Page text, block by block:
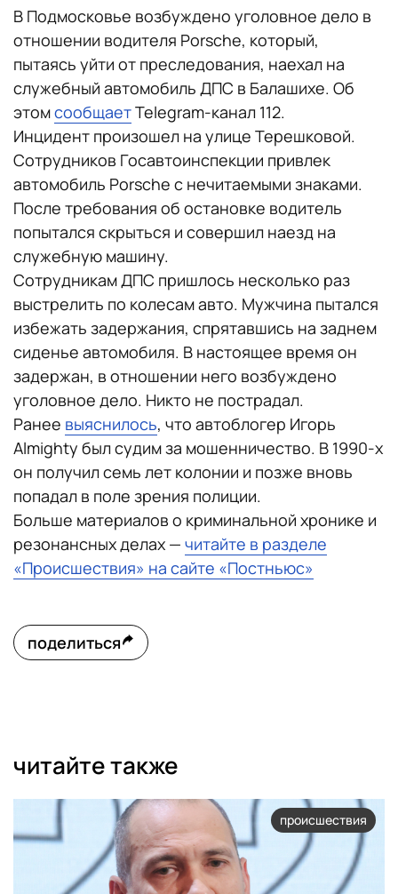
В Подмосковье возбуждено уголовное дело в
отношении водителя Porsche, который,
пытаясь уйти от преследования, наехал на
служебный автомобиль ДПС в Балашихе. Об
этомсообщаетTelegram-канал 112.
Инцидент произошел на улице Терешковой.
Сотрудников Госавтоинспекции привлек
автомобиль Porsche с нечитаемыми знаками.
После требования об остановке водитель
попытался скрыться и совершил наезд на
служебную машину.
Сотрудникам ДПС пришлось несколько раз
выстрелить по колесам авто. Мужчина пытался
избежать задержания, спрятавшись на заднем
сиденье автомобиля. В настоящее время он
задержан, в отношении него возбуждено
уголовное дело. Никто не пострадал.
Ранее выяснилось, что автоблогер Игорь
Almighty был судим за мошенничество. В 1990-х
он получил семь лет колонии и позже вновь
попадал в поле зрения полиции.
Больше материалов о криминальной хронике и
резонансных делах — читайте в разделе
«Происшествия» на сайте «Постньюс»
поделиться
читайте также
происшествия